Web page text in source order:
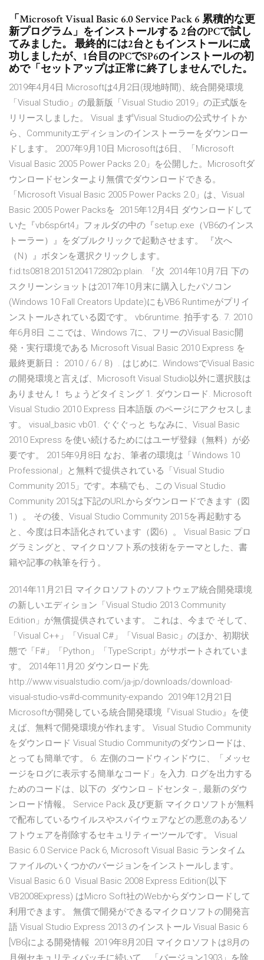
「Microsoft Visual Basic 6.0 Service Pack 6 累積的な更
新プログラム」をインストールする 2台のPCで試し
てみました。 最終的には2台ともインストールに成
功しましたが、1台目のPCでSP6のインストールの初
めで「セットアップは正常に終了しませんでした。
2019年4月4日 Microsoftは4月2日(現地時間)、統合開発環境
「Visual Studio」の最新版「Visual Studio 2019」の正式版を
リリースしました。 Visual まずVisual Studioの公式サイトか
ら、Communityエディションのインストーラーをダウンロー
ドします。 2007年9月10日 Microsoftは6日、「Microsoft
Visual Basic 2005 Power Packs 2.0」を公開した。Microsoftダ
ウンロードセンターより無償でダウンロードできる。
「Microsoft Visual Basic 2005 Power Packs 2.0」は、Visual
Basic 2005 Power Packsを 2015年12月4日 ダウンロードして
いた『vb6sp6rt4』フォルダの中の『setup.exe（VB6のインス
トーラー）』をダブルクリックで起動させます。 『次へ
（N）』ボタンを選択クリックします。
f:id:ts0818:20151204172802p:plain. 『次 2014年10月7日 下の
スクリーンショットは2017年10月末に購入したパソコン
(Windows 10 Fall Creators Update)にもVB6 Runtimeがプリイ
ンストールされている図です。 vb6runtime. 拍手する. 7. 2010
年6月8日 ここでは、Windows 7に、フリーのVisual Basic開
発・実行環境である Microsoft Visual Basic 2010 Express を
最終更新日： 2010 / 6 / 8）. はじめに. WindowsでVisual Basic
の開発環境と言えば、Microsoft Visual Studio以外に選択肢は
ありません！ ちょうどタイミング 1. ダウンロード. Microsoft
Visual Studio 2010 Express 日本語版 のページにアクセスしま
す。 visual_basic vb01. ぐぐぐっと ちなみに、Visual Basic
2010 Express を使い続けるためにはユーザ登録（無料）が必
要です。 2015年9月8日 なお、筆者の環境は「Windows 10
Professional」と無料で提供されている「Visual Studio
Community 2015」です。本稿でも、この Visual Studio
Community 2015は下記のURLからダウンロードできます（図
1）。 その後、Visual Studio Community 2015を再起動する
と、今度は日本語化されています（図6）。 Visual Basic プロ
グラミングと、マイクロソフト系の技術をテーマとした、書
籍や記事の執筆を行う。
2014年11月21日 マイクロソフトのソフトウェア統合開発環境
の新しいエディション「Visual Studio 2013 Community
Edition」が無償提供されています。 これは、今まで そして、
「Visual C++」「Visual C#」「Visual Basic」のほか、初期状
態で「F#」「Python」「TypeScript」がサポートされていま
す。 2014年11月20 ダウンロード先.
http://www.visualstudio.com/ja-jp/downloads/download-
visual-studio-vs#d-community-expando 2019年12月21日
Microsoftが開発している統合開発環境『Visual Studio』を使
えば、無料で開発環境が作れます。 Visual Studio Community
をダウンロード Visual Studio Communityのダウンロードは、
とっても簡単です。 6. 左側のコードウィンドウに、「メッセ
ージをログに表示する簡単なコード」を入力. ログを出力する
ためのコードは、以下の ダウンロ－ドセンタ－, 最新のダウ
ンロード情報。 Service Pack 及び更新 マイクロソフトが無料
で配布しているウイルスやスパイウェアなどの悪意のあるソ
フトウェアを削除するセキュリティーツールです。 Visual
Basic 6.0 Service Pack 6, Microsoft Visual Basic ランタイム
ファイルのいくつかのバージョンをインストールします。
Visual Basic 6.0 Visual Basic 2008 Express Edition(以下
VB2008Express) はMicro Soft社のWebからダウンロードして
利用できます。 無償で開発ができるマイクロソフトの開発言
語 Visual Studio Express 2013 のインストール Visual Basic 6
[VB6]による開発情報 2019年8月20日 マイクロソフトは8月の